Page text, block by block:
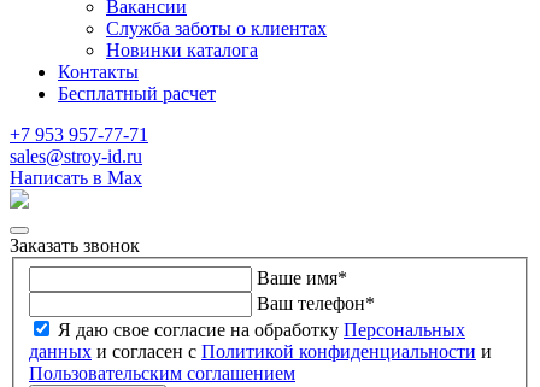
Вакансии
Служба заботы о клиентах
Новинки каталога
Контакты
Бесплатный расчет
+7 953 957-77-71
sales@stroy-id.ru
Написать в Max
Заказать звонок
Ваше имя*
Ваш телефон*
Я даю свое согласие на обработку Персональных
данных и согласен с Политикой конфиденциальности и
Пользовательским соглашением